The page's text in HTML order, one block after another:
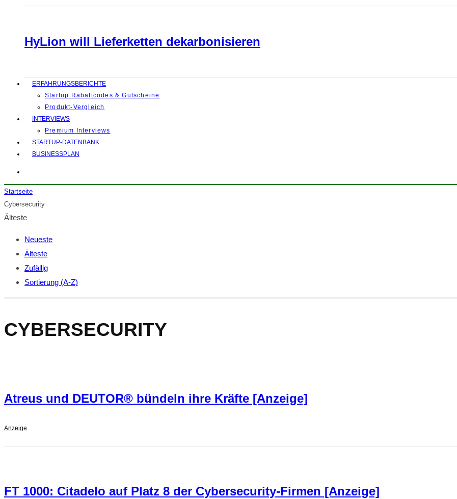
HyLion will Lieferketten dekarbonisieren
ERFAHRUNGSBERICHTE
Startup Rabattcodes & Gutscheine
Produkt-Vergleich
INTERVIEWS
Premium Interviews
STARTUP-DATENBANK
BUSINESSPLAN
Startseite
Cybersecurity
Älteste
Neueste
Älteste
Zufällig
Sortierung (A-Z)
CYBERSECURITY
Atreus und DEUTOR® bündeln ihre Kräfte [Anzeige]
Anzeige
FT 1000: Citadelo auf Platz 8 der Cybersecurity-Firmen [Anzeige]